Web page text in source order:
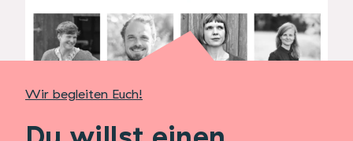
Wir begleiten Euch!